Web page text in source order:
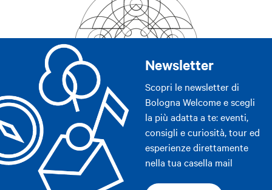
Newsletter
Scopri le newsletter di
Bologna Welcome e scegli
la più adatta a te: eventi,
consigli e curiosità, tour ed
esperienze direttamente
nella tua casella mail